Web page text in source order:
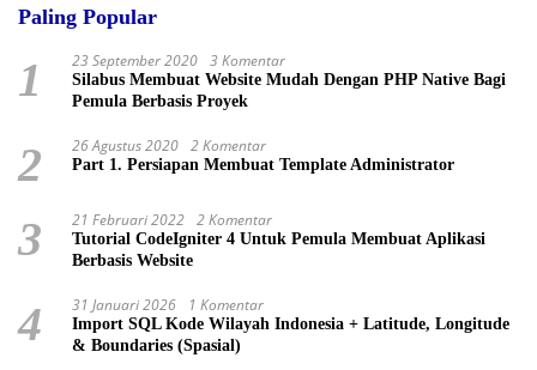
Paling Popular
1 23 September 2020 3 Komentar
Silabus Membuat Website Mudah Dengan PHP Native Bagi
Pemula Berbasis Proyek
2 26 Agustus 2020 2 Komentar
Part 1. Persiapan Membuat Template Administrator
3 21 Februari 2022 2 Komentar
Tutorial CodeIgniter 4 Untuk Pemula Membuat Aplikasi
Berbasis Website
4 31 Januari 2026 1 Komentar
Import SQL Kode Wilayah Indonesia + Latitude, Longitude
& Boundaries (Spasial)